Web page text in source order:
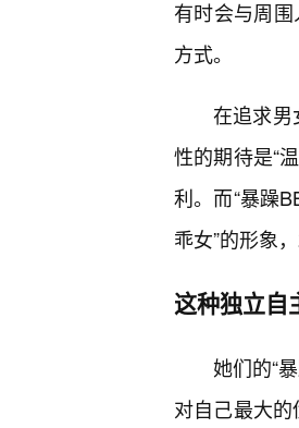
有时会与周
方式。
在追求男
性的期待是“
利。而“暴躁
乖女”的形象
这种独立自
她们的“
对自己最大